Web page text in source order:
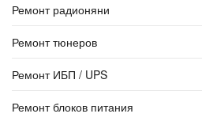
Ремонт радионяни
Ремонт тюнеров
Ремонт ИБП / UPS
Ремонт блоков питания